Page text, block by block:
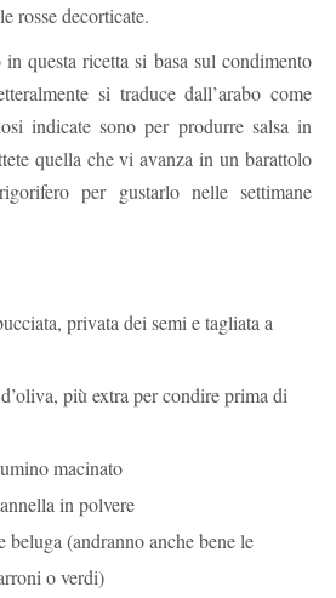
rosse decorticate.
questa ricetta si basa sul condimento
si traduce dall’arabo come
indicate sono per produrre salsa in
quella che vi avanza in un barattolo
per gustarlo nelle settimane
privata dei semi e tagliata a
più extra per condire prima di
macinato
in polvere
(andranno anche bene le
o verdi)